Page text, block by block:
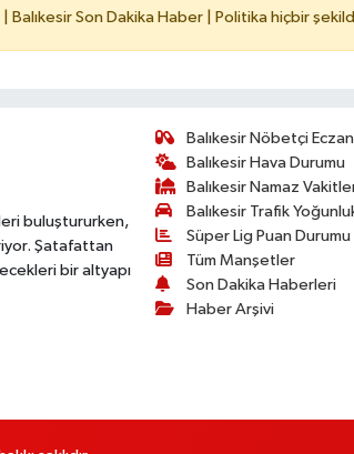
Balıkesir Son Dakika Haber | Politika hiçbir
buluştururken,
Şatafattan
bir altyapı
Balıkesir Nöbetçi
Balıkesir Hava Durumu
Balıkesir Namaz
Balıkesir Trafik
Süper Lig Puan
Tüm Manşetler
Son Dakika Haberleri
Haber Arşivi